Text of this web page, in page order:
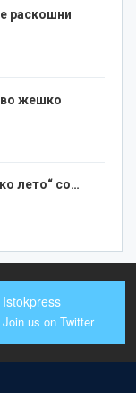
раскошни
во жешко
лето“ со…
Istokpress
Join us on Twitter